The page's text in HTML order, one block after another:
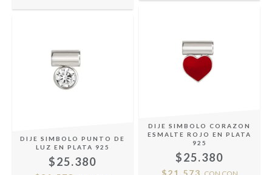
DIJE SIMBOLO PUNTO DE
LUZ EN PLATA 925
$25.380
DIJE SIMBOLO CORAZON
ESMALTE ROJO EN PLATA
925
$25.380